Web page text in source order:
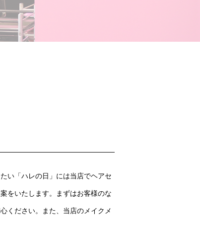
い「ハレの日」には当店でヘアセ
をいたします。まずはお客様のな
ください。また、当店のメイクメ